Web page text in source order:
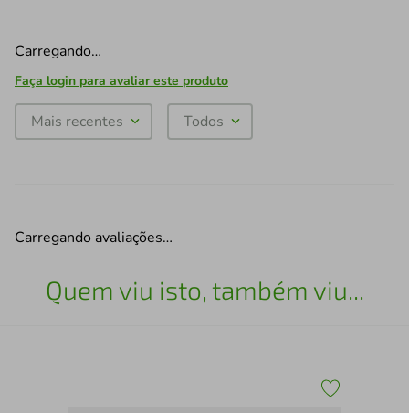
Carregando…
Faça login para avaliar este produto
Mais recentes Todos
Carregando avaliações…
Quem viu isto, também viu...